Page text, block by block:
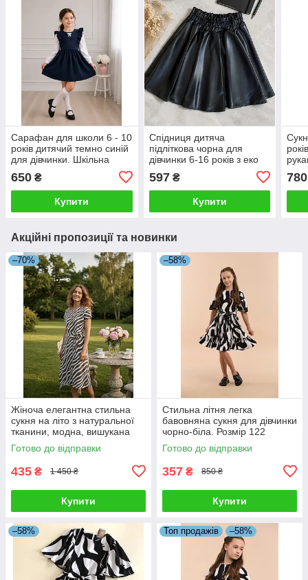
Сарафан для школи 6 - 10
років дитячий темно синій
для дівчинки. Шкільна
650 ₴
Купити
Спідниця дитяча
підліткова чорна для
дівчинки 6-16 років з еко
Спідниця для школи.
597₴
Купити
780
Акційні пропозиції та новинки
–70%
Жіноча елегантна стильна
сукня на літо з натуральної
тканини, модна, вишукана
Готово до відправки
435 ₴ 1 450 ₴
Купити
–58%
Стильна літня легка
бавовняна сукня для дівчинки
чорно-біла. Розмір 122
Готово до відправки
357 ₴ 850 ₴
Купити
–58% Топ продажів –58%